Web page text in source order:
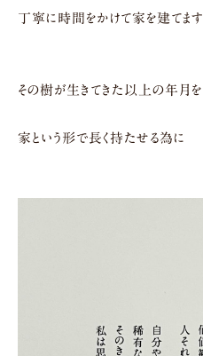
丁寧に時間をかけて家を建てます
その樹が生きてきた以上の年月を
家という形で長く持たせる為に